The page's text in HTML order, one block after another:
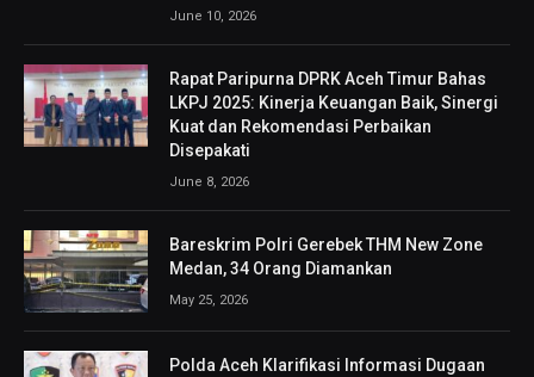
June 10, 2026
Rapat Paripurna DPRK Aceh Timur Bahas
LKPJ 2025: Kinerja Keuangan Baik, Sinergi
Kuat dan Rekomendasi Perbaikan
Disepakati
June 8, 2026
Bareskrim Polri Gerebek THM New Zone
Medan, 34 Orang Diamankan
May 25, 2026
Polda Aceh Klarifikasi Informasi Dugaan